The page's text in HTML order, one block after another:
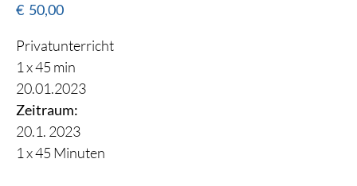
€ 50,00
Privatunterricht
1 x 45 min
20.01.2023
Zeitraum:
20.1. 2023
1 x 45 Minuten